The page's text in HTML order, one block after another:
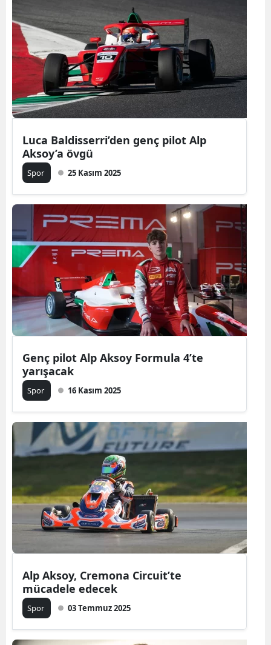
Luca Baldisserri’den genç pilot Alp
Aksoy’a övgü
Spor 25 Kasım 2025
Genç pilot Alp Aksoy Formula 4’te
yarışacak
Spor 16 Kasım 2025
Alp Aksoy, Cremona Circuit’te
mücadele edecek
Spor 03 Temmuz 2025